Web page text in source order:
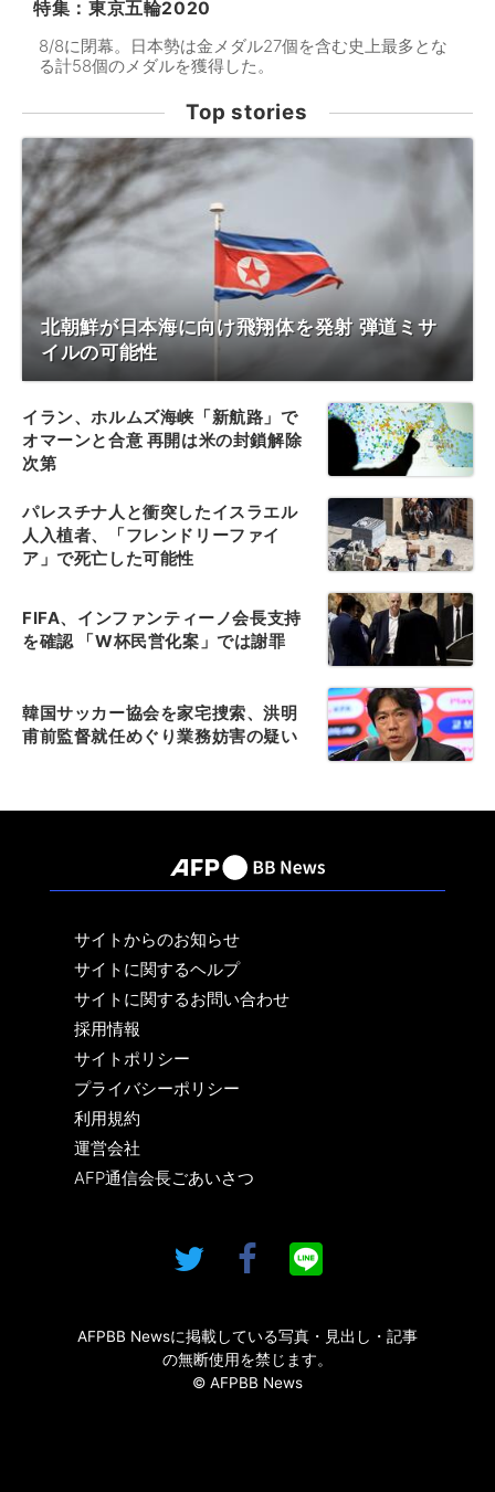
特集：東京五輪2020
8/8に閉幕。日本勢は金メダル27個を含む史上最多とな
る計58個のメダルを獲得した。
Top stories
北朝鮮が日本海に向け飛翔体を発射 弾道ミサ
イルの可能性
イラン、ホルムズ海峡「新航路」で
オマーンと合意 再開は米の封鎖解除
次第
パレスチナ人と衝突したイスラエル
人入植者、「フレンドリーファイ
ア」で死亡した可能性
FIFA、インファンティーノ会長支持
を確認 「W杯民営化案」では謝罪
韓国サッカー協会を家宅捜索、洪明
甫前監督就任めぐり業務妨害の疑い
サイトからのお知らせ
サイトに関するヘルプ
サイトに関するお問い合わせ
採用情報
サイトポリシー
プライバシーポリシー
利用規約
運営会社
AFP通信会長ごあいさつ
AFPBB Newsに掲載している写真・見出し・記事
の無断使用を禁じます。
© AFPBB News